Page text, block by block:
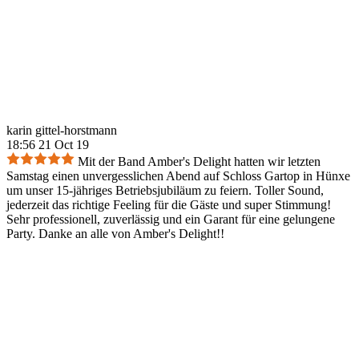
karin gittel-horstmann
18:56 21 Oct 19
Mit der Band Amber's Delight hatten wir letzten
Samstag einen unvergesslichen Abend auf Schloss Gartop in Hünxe
um unser 15-jähriges Betriebsjubiläum zu feiern. Toller Sound,
jederzeit das richtige Feeling für die Gäste und super Stimmung!
Sehr professionell, zuverlässig und ein Garant für eine gelungene
Party. Danke an alle von Amber's Delight!!